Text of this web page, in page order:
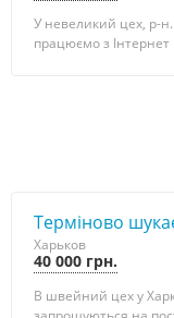
У невеликий цех, р-
працюємо з
Терміново
Харьков
40 000 грн.
В швейний цех у